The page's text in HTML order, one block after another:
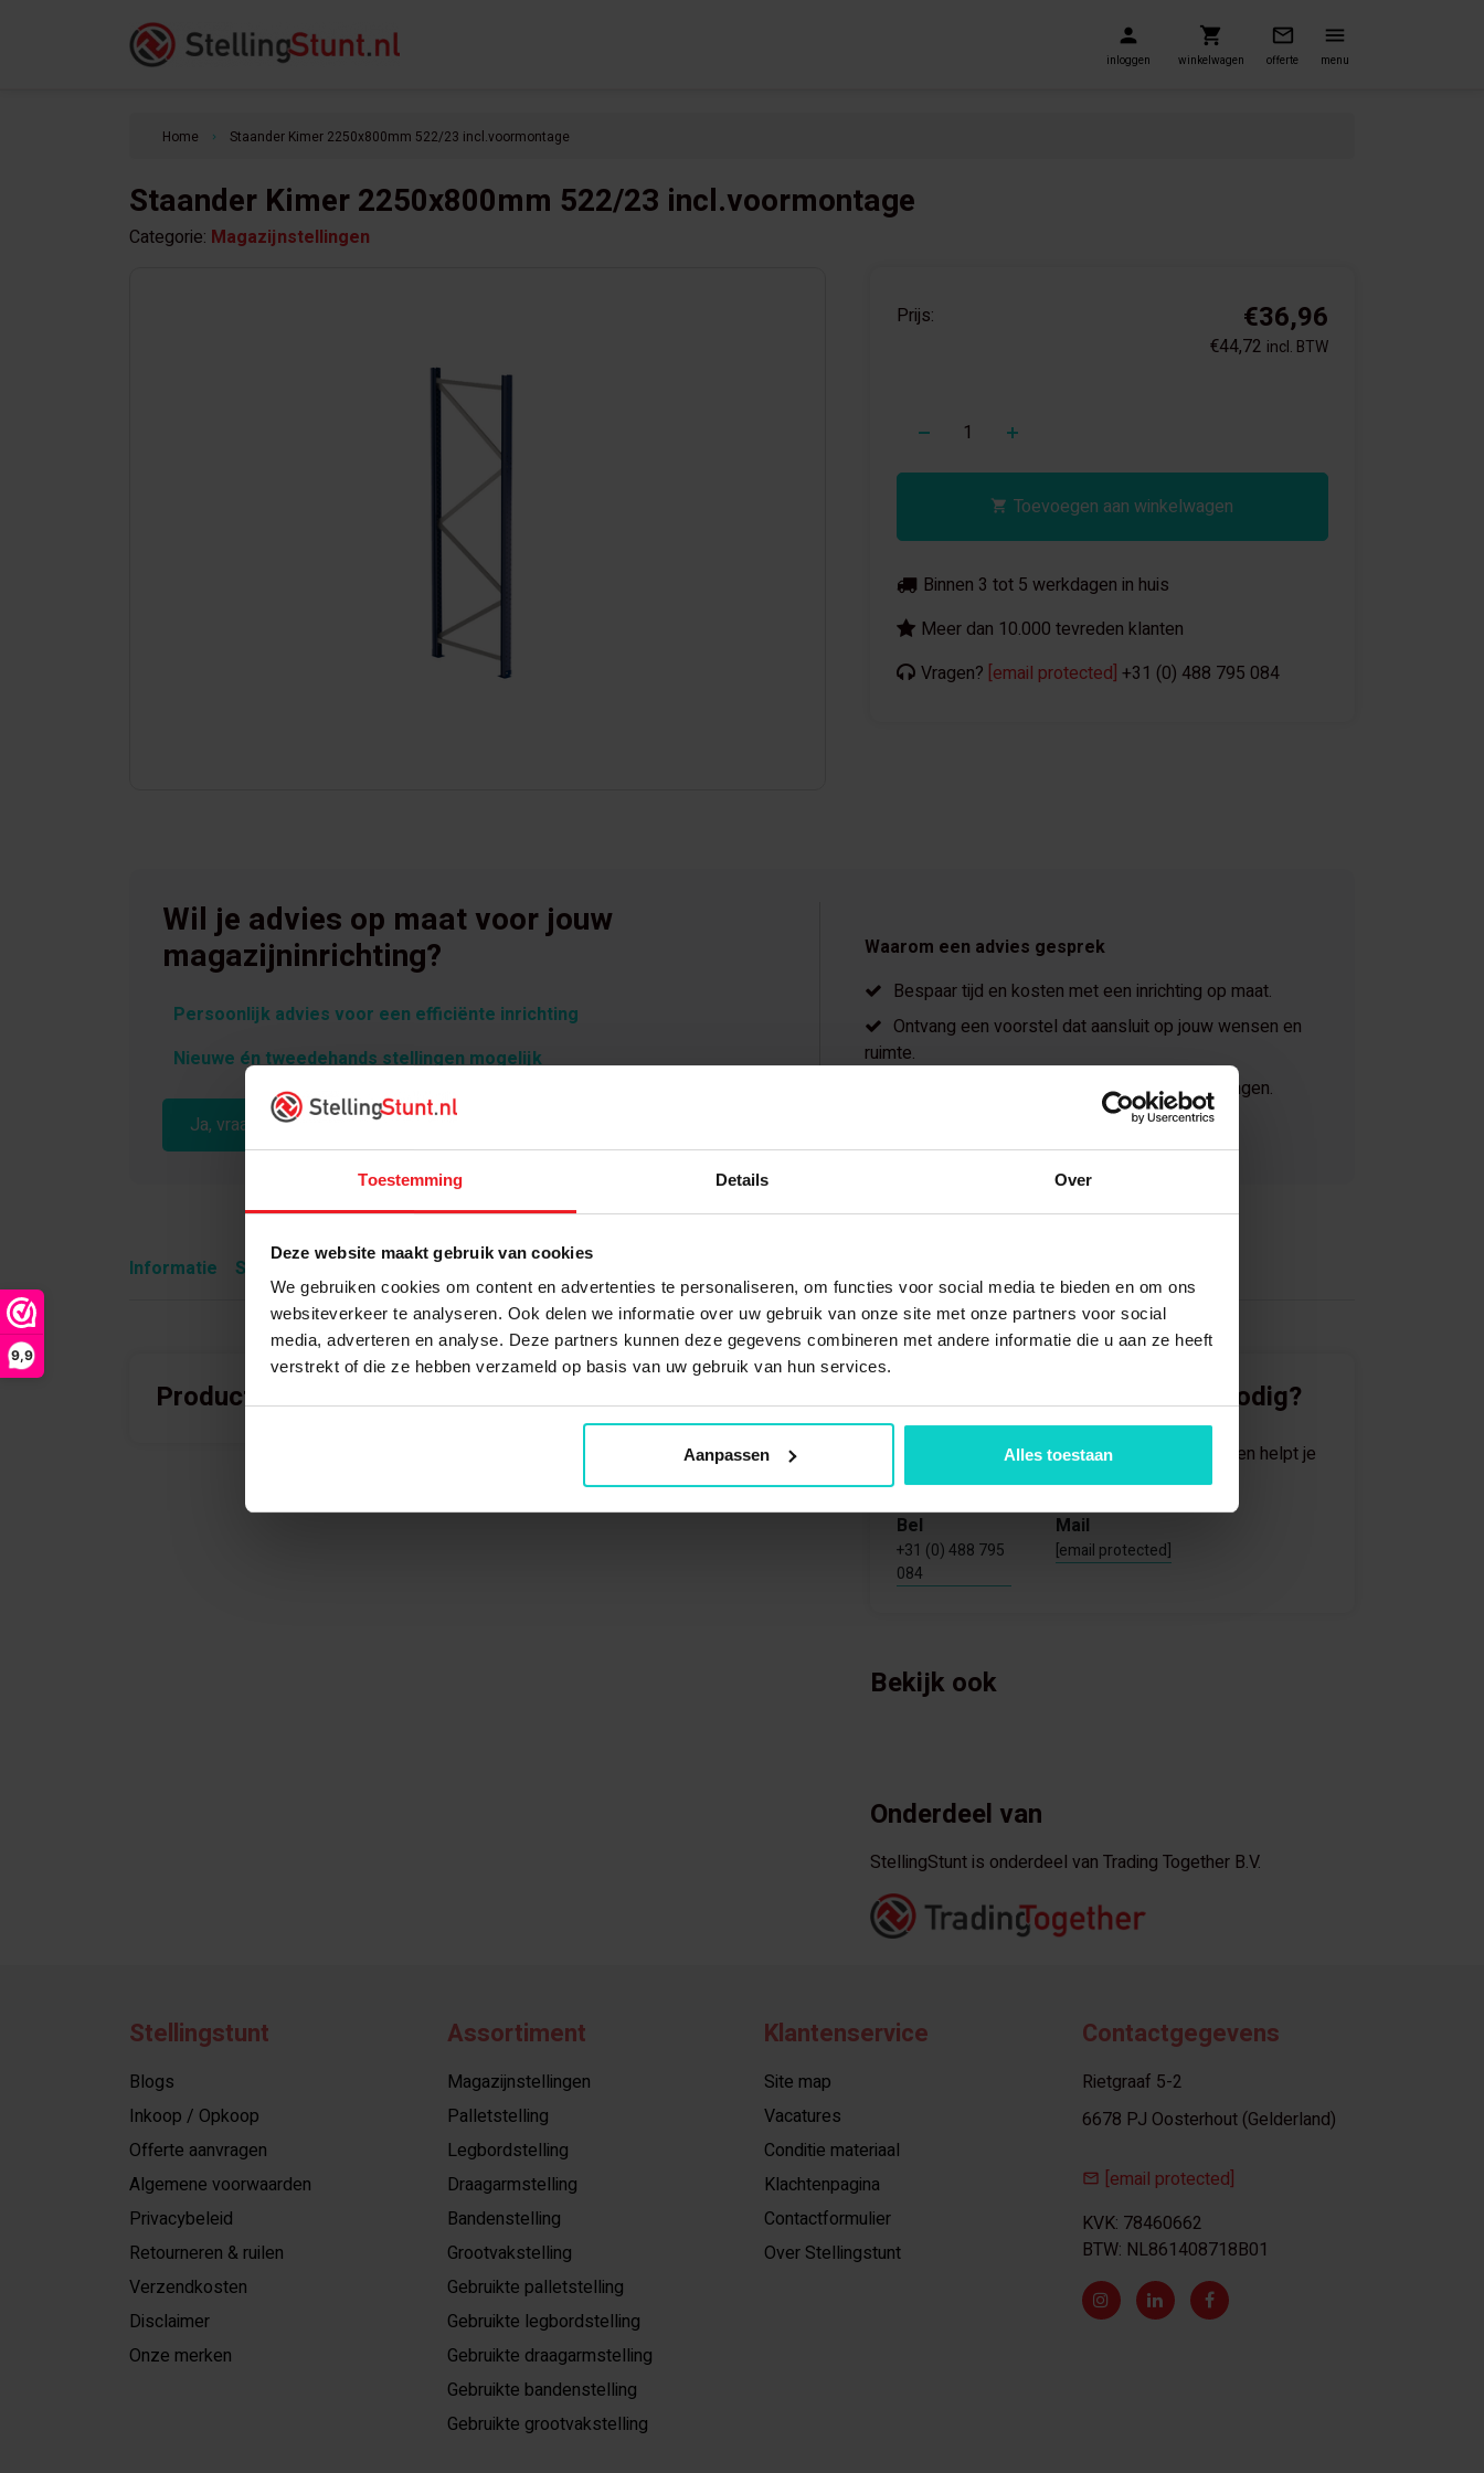
Toestemming Details Over
Deze website maakt gebruik van cookies
We gebruiken cookies om content en advertenties te personaliseren, om functies voor social media te bieden en om ons
websiteverkeer te analyseren. Ook delen we informatie over uw gebruik van onze site met onze partners voor social
media, adverteren en analyse. Deze partners kunnen deze gegevens combineren met andere informatie die u aan ze heeft
verstrekt of die ze hebben verzameld op basis van uw gebruik van hun services.
Aanpassen Alles toestaan
9,9
inloggen winkelwagen offerte menu
Home keyboard_arrow_right Staander Kimer 2250x800mm 522/23 incl.voormontage
Staander Kimer 2250x800mm 522/23 incl.voormontage
Categorie: Magazijnstellingen
Prijs: €36,96
€44,72 incl. BTW
Toevoegen aan winkelwagen
Binnen 3 tot 5 werkdagen in huis
Meer dan 10.000 tevreden klanten
Vragen? [email protected] +31 (0) 488 795 084
Wil je advies op maat voor jouw
magazijninrichting?
Persoonlijk advies voor een efficiënte inrichting
Nieuwe én tweedehands stellingen mogelijk
Ja, vraag vrijblijvend advies aan
Waarom een advies gesprek
Bespaar tijd en kosten met een inrichting op maat.
Ontvang een voorstel dat aansluit op jouw wensen en
ruimte.
Meer dan 20 jaar ervaring in magazijnoplossingen.
Informatie Specificaties Wat is inbegrepen?
Product informatie Direct advies nodig?
Eén van onze specialisten helpt je
graag verder.
Bel
+31 (0) 488 795
084
Mail
[email protected]
Bekijk ook
Onderdeel van
StellingStunt is onderdeel van Trading Together B.V.
Stellingstunt
Blogs
Inkoop / Opkoop
Offerte aanvragen
Algemene voorwaarden
Privacybeleid
Retourneren & ruilen
Verzendkosten
Disclaimer
Onze merken
Assortiment
Magazijnstellingen
Palletstelling
Legbordstelling
Draagarmstelling
Bandenstelling
Grootvakstelling
Gebruikte palletstelling
Gebruikte legbordstelling
Gebruikte draagarmstelling
Gebruikte bandenstelling
Gebruikte grootvakstelling
Klantenservice
Site map
Vacatures
Conditie materiaal
Klachtenpagina
Contactformulier
Over Stellingstunt
Contactgegevens
Rietgraaf 5-2
6678 PJ Oosterhout (Gelderland)
[email protected]
KVK: 78460662
BTW: NL861408718B01